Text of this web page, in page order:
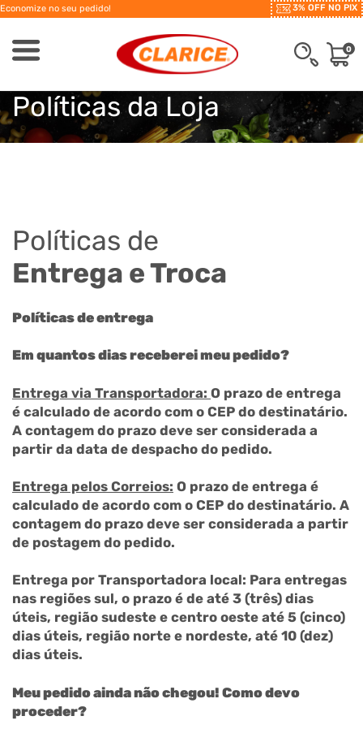
Economize no seu pedido! 3% OFF NO PIX
0
Políticas da Loja
Políticas de
Entrega e Troca
Políticas de entrega
Em quantos dias receberei meu pedido?
Entrega via Transportadora: O prazo de entrega
é calculado de acordo com o CEP do destinatário.
A contagem do prazo deve ser considerada a
partir da data de despacho do pedido.
Entrega pelos Correios: O prazo de entrega é
calculado de acordo com o CEP do destinatário. A
contagem do prazo deve ser considerada a partir
de postagem do pedido.
Entrega por Transportadora local: Para entregas
nas regiões sul, o prazo é de até 3 (três) dias
úteis, região sudeste e centro oeste até 5 (cinco)
dias úteis, região norte e nordeste, até 10 (dez)
dias úteis.
Meu pedido ainda não chegou! Como devo
proceder?